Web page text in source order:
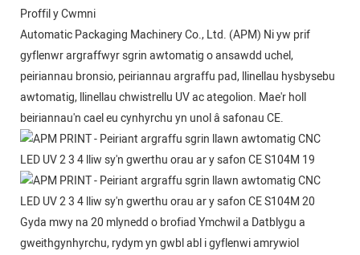
Proffil y Cwmni
Automatic Packaging Machinery Co., Ltd. (APM) Ni yw prif
gyflenwr argraffwyr sgrin awtomatig o ansawdd uchel,
peiriannau bronsio, peiriannau argraffu pad, llinellau hysbysebu
awtomatig, llinellau chwistrellu UV ac ategolion. Mae'r holl
beiriannau'n cael eu cynhyrchu yn unol â safonau CE.
Gyda mwy na 20 mlynedd o brofiad Ymchwil a Datblygu a
gweithgynhyrchu, rydym yn gwbl abl i gyflenwi amrywiol